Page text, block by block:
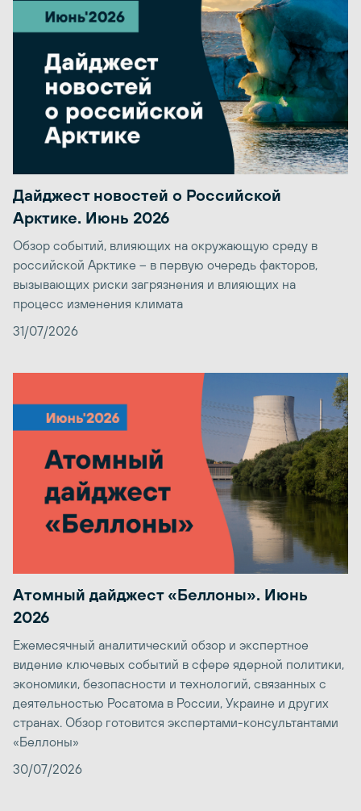
Дайджест новостей о Российской
Арктике. Июнь 2026
Обзор событий, влияющих на окружающую среду в
российской Арктике – в первую очередь факторов,
вызывающих риски загрязнения и влияющих на
процесс изменения климата
31/07/2026
Атомный дайджест «Беллоны». Июнь
2026
Ежемесячный аналитический обзор и экспертное
видение ключевых событий в сфере ядерной политики,
экономики, безопасности и технологий, связанных с
деятельностью Росатома в России, Украине и других
странах. Обзор готовится экспертами-консультантами
«Беллоны»
30/07/2026